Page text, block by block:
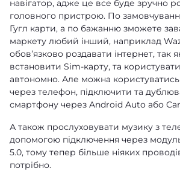
навігатор, адже це все буде зручно
головного пристрою. По
Гугл карти, а по бажанню зможете
маркету любий інший, наприклад
обовʼязково роздавати інтернет, так
встановити Sim-карту, та
автономно. Але можна користуватись
через телефон, підключити та
смартфону через Android Auto або
А також прослуховувати музику з
допомогою підключення через
5.0, тому тепер більше ніяких
потрібно.